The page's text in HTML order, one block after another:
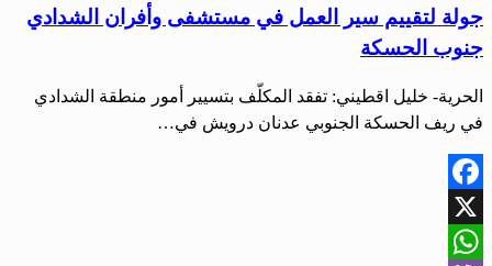
جولة لتقييم سير العمل في مستشفى وأفران الشدادي
جنوب الحسكة
الحرية- خليل اقطيني: تفقد المكلّف بتسيير أمور منطقة الشدادي
في ريف الحسكة الجنوبي عدنان درويش في…
Facebook
X